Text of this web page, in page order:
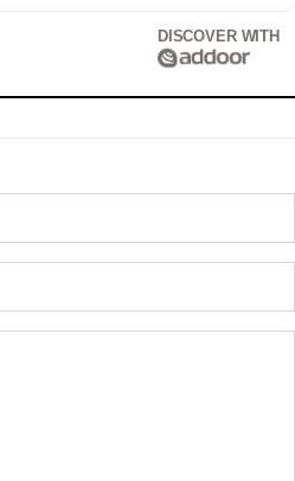
DISCOVER WITH